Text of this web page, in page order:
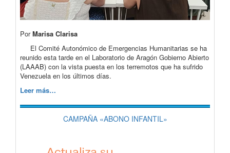
PorMarisa Clarisa
El Comité Autonómico de Emergencias Humanitarias se ha
reunido esta tarde en el Laboratorio de Aragón Gobierno Abierto
(LAAAB) con la vista puesta en los terremotos que ha sufrido
Venezuela en los últimos días.
Leer más…
CAMPAÑA «ABONO INFANTIL»